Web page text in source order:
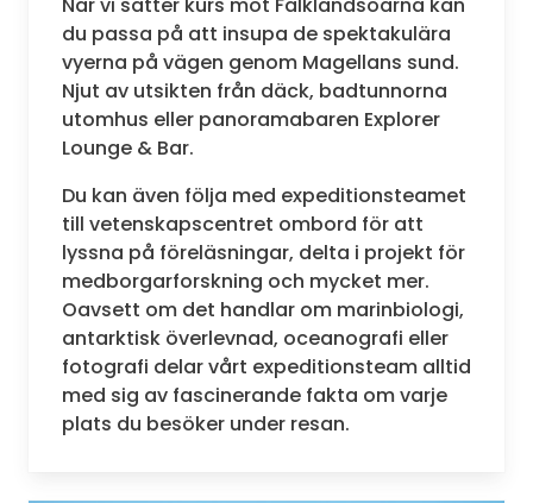
du passa på att insupa de spektakulära
vyerna på vägen genom Magellans sund.
Njut av utsikten från däck, badtunnorna
utomhus eller panoramabaren Explorer
Lounge & Bar.
Du kan även följa med expeditionsteamet
till vetenskapscentret ombord för att
lyssna på föreläsningar, delta i projekt för
medborgarforskning och mycket mer.
Oavsett om det handlar om marinbiologi,
antarktisk överlevnad, oceanografi eller
fotografi delar vårt expeditionsteam alltid
med sig av fascinerande fakta om varje
plats du besöker under resan.